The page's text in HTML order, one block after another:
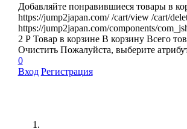
Добавляйте понравившиеся товары в
https://jump2japan.com/ /cart/view /cart/
https://jump2japan.com/components/
2 Р Товар в корзине В корзину Всего
Очистить Пожалуйста, выберите
0
Вход Регистрация